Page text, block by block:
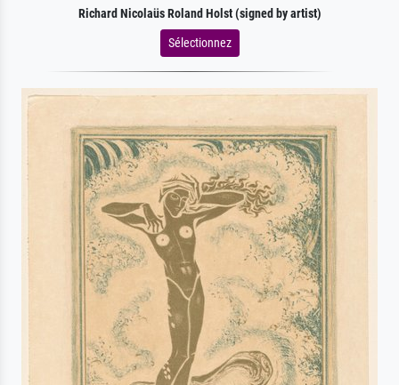
Richard Nicolaüs Roland Holst (signed by artist)
Sélectionnez